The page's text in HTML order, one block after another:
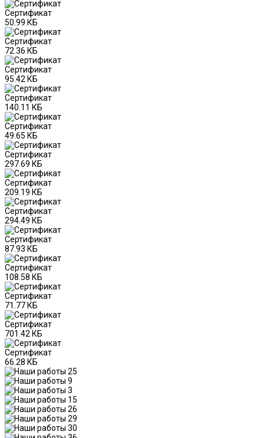
Сертификат
50.99 КБ
Сертификат
72.36 КБ
Сертификат
95.42 КБ
Сертификат
140.11 КБ
Сертификат
49.65 КБ
Сертификат
297.69 КБ
Сертификат
209.19 КБ
Сертификат
294.49 КБ
Сертификат
87.93 КБ
Сертификат
108.58 КБ
Сертификат
71.77 КБ
Сертификат
701.42 КБ
Сертификат
66.28 КБ